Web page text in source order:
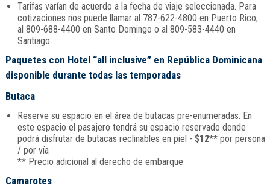
Tarifas varían de acuerdo a la fecha de viaje seleccionada. Para
cotizaciones nos puede llamar al 787-622-4800 en Puerto Rico,
al 809-688-4400 en Santo Domingo o al 809-583-4440 en
Santiago.
Paquetes con Hotel “all inclusive” en República Dominicana
disponible durante todas las temporadas
Butaca
Reserve su espacio en el área de butacas pre-enumeradas. En
este espacio el pasajero tendrá su espacio reservado donde
podrá disfrutar de butacas reclinables en piel - $12**por persona
/ por vía
** Precio adicional al derecho de embarque
Camarotes